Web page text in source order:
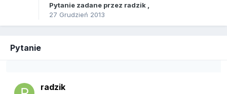
Pytanie zadane przez radzik
27 Grudzień 2013
Pytanie
radzik